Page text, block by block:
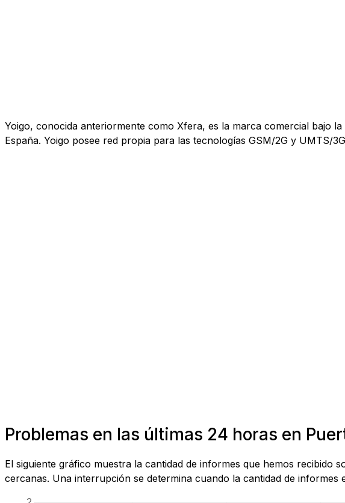
Yoigo, conocida anteriormente como Xfera, es la marca comercial bajo
España. Yoigo posee red propia para las tecnologías GSM/2G y UMTS/
Problemas en las últimas 24 horas en
El siguiente gráfico muestra la cantidad de informes que hemos
cercanas. Una interrupción se determina cuando la cantidad de